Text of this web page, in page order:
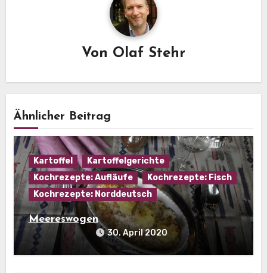
Von Olaf Stehr
Ähnlicher Beitrag
Kartoffel
Kartoffelgerichte
Kochrezepte: Aufläufe
Kochrezepte: Fisch
Kochrezepte: Norddeutsch
Meereswogen
30. April 2020
Hausmannskost
Kartoffel